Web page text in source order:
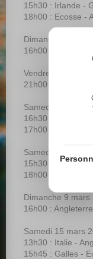
15h30 : Irlande -
18h00 : Ecosse -
Dimanche 9
16h00 : France -
Vendredi 21
21h00 : Galles -
Samedi 22 février
16h30 : Italie -
17h00 : Angleterre
Samedi 8 mars
15h30 : Irlande -
18h00 : Ecosse -
Dimanche 9 mars
16h00 :
Samedi 15 mars
13h30 : Italie -
15h45 : Galles -